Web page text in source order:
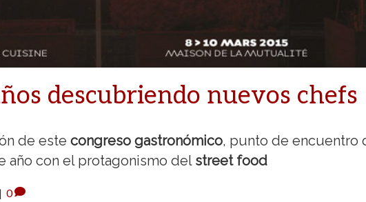
descubriendo nuevos chefs
de este congreso gastronómico, punto de encuentro
año con el protagonismo del street food
| 0